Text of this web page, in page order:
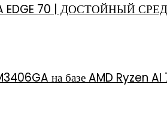
EDGE 70 | ДОСТОЙНЫЙ
на базе AMD Ryzen